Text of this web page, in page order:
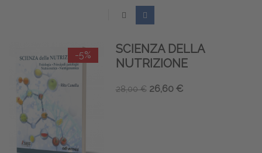
-5%
SCIENZA DELLA
NUTRIZIONE
28,00 € 26,60 €